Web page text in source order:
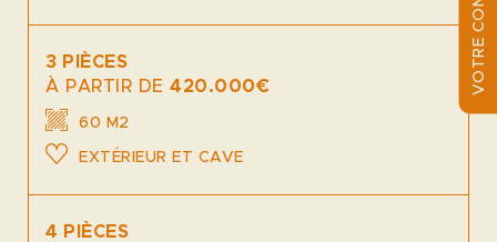
3 PIÈCES
À PARTIR DE 420.000€
60 M2
EXTÉRIEUR ET CAVE
4 PIÈCES